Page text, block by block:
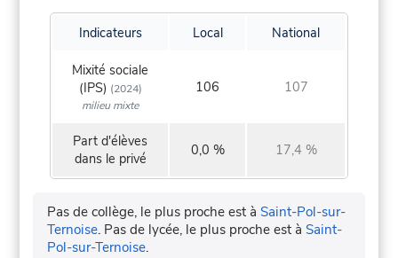
Indicateurs Local National
Mixité sociale
(IPS) (2024)
milieu mixte
106 107
Part d'élèves
dans le privé
0,0 % 17,4 %
Pas de collège, le plus proche est àSaint-Pol-sur-
Ternoise. Pas de lycée, le plus proche est àSaint-
Pol-sur-Ternoise.